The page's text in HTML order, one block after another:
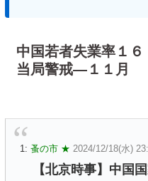
中国若者失業率１
当局警戒―１１月
1: 蚤の市 ★ 2024/12/18(水)
【北京時事】中国国